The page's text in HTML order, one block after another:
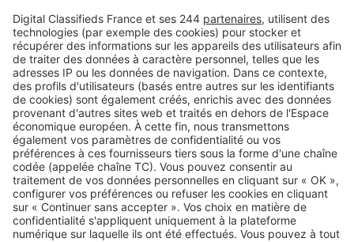
Retrouvez-nous sur …
A propos
Qui sommes-nous ?
Contacter le service client